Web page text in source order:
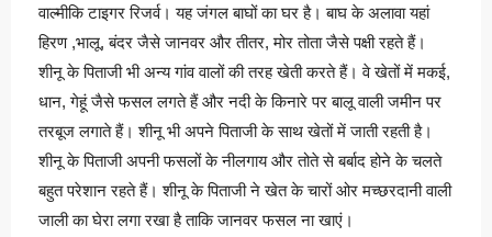
वाल्मीकि टाइगर रिजर्व। यह जंगल बाघों का घर है। बाघ के अलावा यहां
हिरण ,भालू, बंदर जैसे जानवर और तीतर, मोर तोता जैसे पक्षी रहते हैं।
शीनू के पिताजी भी अन्य गांव वालों की तरह खेती करते हैं। वे खेतों में मकई,
धान, गेहूं जैसे फसल लगते हैं और नदी के किनारे पर बालू वाली जमीन पर
तरबूज लगाते हैं। शीनू भी अपने पिताजी के साथ खेतों में जाती रहती है।
शीनू के पिताजी अपनी फसलों के नीलगाय और तोते से बर्बाद होने के चलते
बहुत परेशान रहते हैं। शीनू के पिताजी ने खेत के चारों ओर मच्छरदानी वाली
जाली का घेरा लगा रखा है ताकि जानवर फसल ना खाएं।